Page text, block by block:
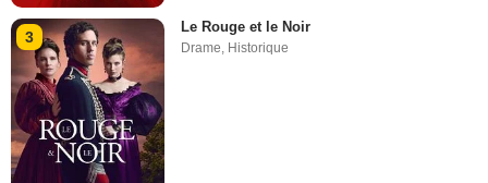
3
Le Rouge et le Noir
Drame, Historique